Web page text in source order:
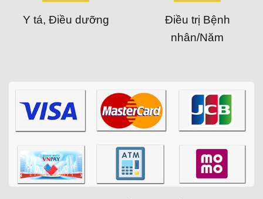
Y tá, Điều dưỡng
Điều trị Bệnh
nhân/Năm